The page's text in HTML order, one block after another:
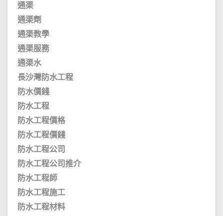
通渠
通渠劑
通渠教學
通渠服務
通渠水
長沙灣防水工程
防水價錢
防水工程
防水工程價格
防水工程價錢
防水工程公司
防水工程公司推介
防水工程師
防水工程施工
防水工程材料